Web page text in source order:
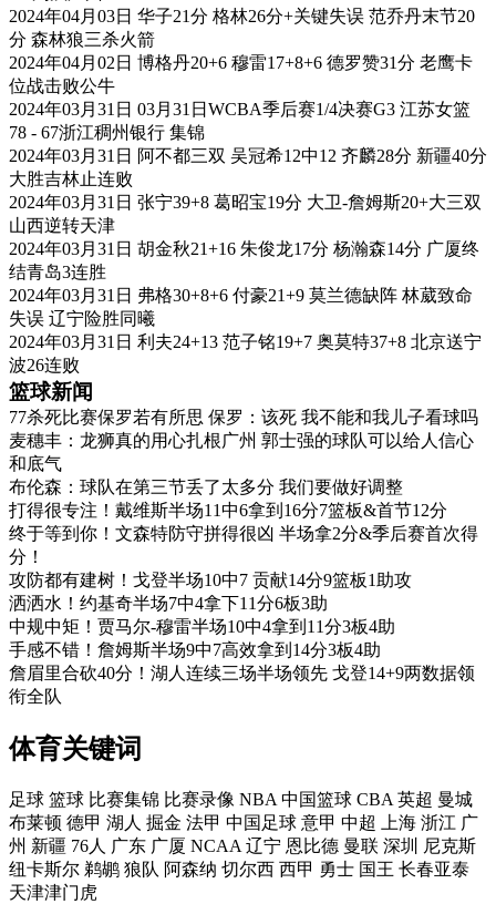
2024年04月03日 华子21分 格林26分+关键失误 范乔丹末节20
分 森林狼三杀火箭
2024年04月02日 博格丹20+6 穆雷17+8+6 德罗赞31分 老鹰卡
位战击败公牛
2024年03月31日 03月31日WCBA季后赛1/4决赛G3 江苏女篮
78 - 67浙江稠州银行 集锦
2024年03月31日 阿不都三双 吴冠希12中12 齐麟28分 新疆40分
大胜吉林止连败
2024年03月31日 张宁39+8 葛昭宝19分 大卫-詹姆斯20+大三双
山西逆转天津
2024年03月31日 胡金秋21+16 朱俊龙17分 杨瀚森14分 广厦终
结青岛3连胜
2024年03月31日 弗格30+8+6 付豪21+9 莫兰德缺阵 林葳致命
失误 辽宁险胜同曦
2024年03月31日 利夫24+13 范子铭19+7 奥莫特37+8 北京送宁
波26连败
篮球新闻
77杀死比赛保罗若有所思 保罗：该死 我不能和我儿子看球吗
麦穗丰：龙狮真的用心扎根广州 郭士强的球队可以给人信心
和底气
布伦森：球队在第三节丢了太多分 我们要做好调整
打得很专注！戴维斯半场11中6拿到16分7篮板&首节12分
终于等到你！文森特防守拼得很凶 半场拿2分&季后赛首次得
分！
攻防都有建树！戈登半场10中7 贡献14分9篮板1助攻
洒洒水！约基奇半场7中4拿下11分6板3助
中规中矩！贾马尔-穆雷半场10中4拿到11分3板4助
手感不错！詹姆斯半场9中7高效拿到14分3板4助
詹眉里合砍40分！湖人连续三场半场领先 戈登14+9两数据领
衔全队
体育关键词
足球 篮球 比赛集锦 比赛录像 NBA 中国篮球 CBA 英超 曼城
布莱顿 德甲 湖人 掘金 法甲 中国足球 意甲 中超 上海 浙江 广
州 新疆 76人 广东 广厦 NCAA 辽宁 恩比德 曼联 深圳
尼克斯
纽卡斯尔 鹈鹕 狼队 阿森纳 切尔西 西甲 勇士 国王 长春亚泰
天津津门虎